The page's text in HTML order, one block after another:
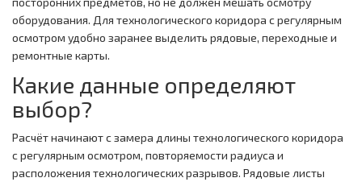
оборудования. Для технологического коридора с регулярным
осмотром удобно заранее выделить рядовые, переходные и
ремонтные карты.
Какие данные определяют
выбор?
Расчёт начинают с замера длины технологического коридора
с регулярным осмотром, повторяемости радиуса и
расположения технологических разрывов. Рядовые листы